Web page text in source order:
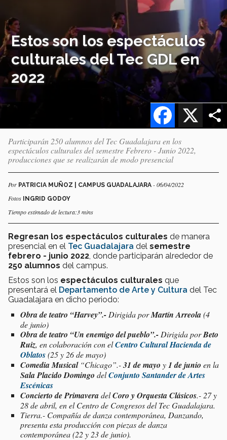
Estos son los espectáculos
culturales del Tec GDL en
2022
X
Facebook
Participarán 250 alumnos del Tec Guadalajara en los
espectáculos culturales del semestre Febrero - Junio 2022,
producciones que se realizarán de modo presencial
Por PATRICIA MUÑOZ | CAMPUS GUADALAJARA - 06/04/2022
Fotos INGRID GODOY
Tiempo estimado de lectura:3 mins
Regresan los espectáculos culturales de manera
presencial en el Tec Guadalajara del semestre
febrero - junio 2022 , donde participarán alrededor de
250 alumnos del campus.
Estos son los espectáculos culturales que
presentará el Departamento de Arte y Cultura del Tec
Guadalajara en dicho periodo:
Obra de teatro “Harvey”.- Dirigida porMartín Arreola(4
de junio)
Obra de teatro “Un enemigo del pueblo”.- Dirigida porBeto
Ruiz, en colaboración con elCentro Cultural Hacienda de
Oblatos(25 y 26 de mayo)
Comedia Musical“Chicago”.-31 de mayo y1 de junio en la
Sala Placido Domingo delConjunto Santander de Artes
Escénicas
Concierto de PrimaveradelCoro y Orquesta Clásicos.- 27 y
28 de abril, en el Centro de Congresos del Tec Guadalajara.
Tierra.- Compañía de danza contemporánea, Danzando,
presenta esta producción con piezas de danza
contemporánea (22 y 23 de junio).